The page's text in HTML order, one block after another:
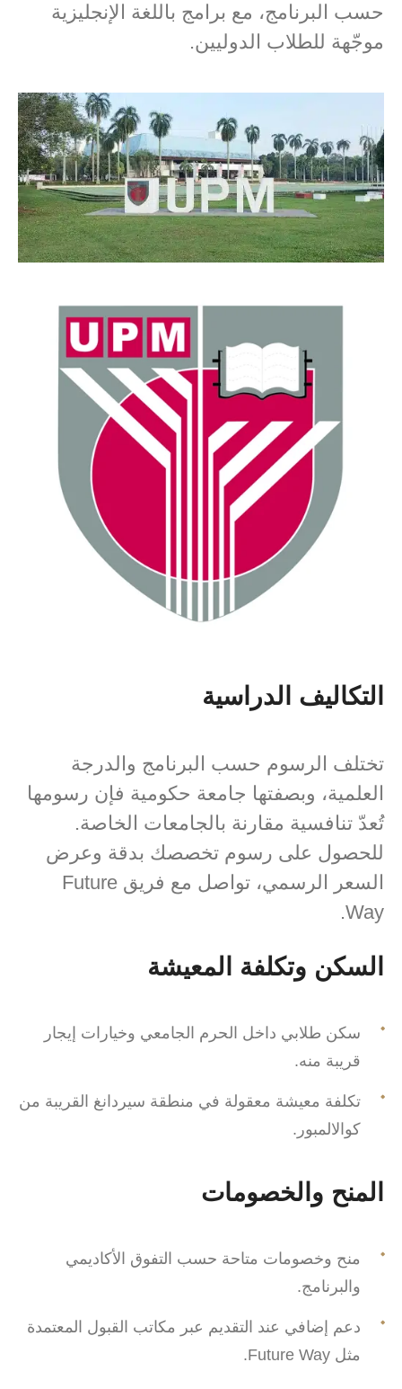
حسب البرنامج، مع برامج باللغة الإنجليزية
موجّهة للطلاب الدوليين.
التكاليف الدراسية
تختلف الرسوم حسب البرنامج والدرجة
العلمية، وبصفتها جامعة حكومية فإن رسومها
تُعدّ تنافسية مقارنة بالجامعات الخاصة.
للحصول على رسوم تخصصك بدقة وعرض
السعر الرسمي، تواصل مع فريق Future
Way.
السكن وتكلفة المعيشة
سكن طلابي داخل الحرم الجامعي وخيارات إيجار
قريبة منه.
تكلفة معيشة معقولة في منطقة سيردانغ القريبة من
كوالالمبور.
المنح والخصومات
منح وخصومات متاحة حسب التفوق الأكاديمي
والبرنامج.
دعم إضافي عند التقديم عبر مكاتب القبول المعتمدة
مثل Future Way.